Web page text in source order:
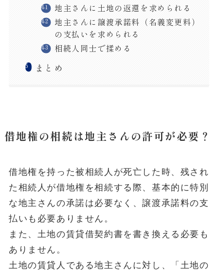
地主さんに土地の返還を求められる
地主さんに譲渡承諾料（名義変更料）
の支払いを求められる
相続人同士で揉める
まとめ
借地権の相続は地主さんの許可が必要？
借地権を持った被相続人が死亡した時、残され
た相続人が借地権を相続する際、基本的に特別
な地主さんの承諾は必要なく、譲渡承諾料の支
払いも必要ありません。
また、土地の賃貸借契約書を書き換える必要も
ありません。
土地の賃貸人である地主さんに対し、「土地の